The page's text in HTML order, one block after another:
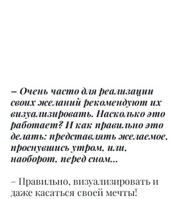
– Очень часто для реализации
своих желаний рекомендуют их
визуализировать. Насколько это
работает? И как правильно это
делать: представлять желаемое,
проснувшись утром, или,
наоборот, перед сном…
– Правильно, визуализировать и
даже касаться своей мечты!